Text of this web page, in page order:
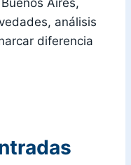
Aires,
análisis
diferencia